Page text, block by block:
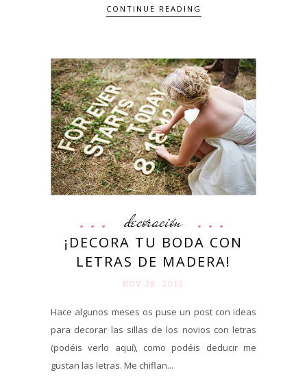
CONTINUE READING
decoración
¡DECORA TU BODA CON
LETRAS DE MADERA!
NOV 28. 2012
Hace algunos meses os puse un post con ideas
para decorar las sillas de los novios con letras
(podéis verlo aquí), como podéis deducir me
gustan las letras. Me chiflan...